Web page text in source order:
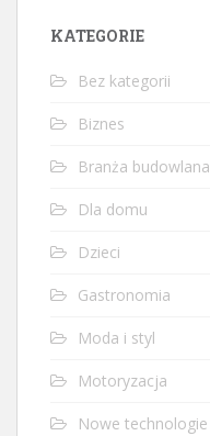
KATEGORIE
Bez kategorii
Biznes
Branża budowlana
Dla domu
Dzieci
Gastronomia
Moda i styl
Motoryzacja
Nowe technologie